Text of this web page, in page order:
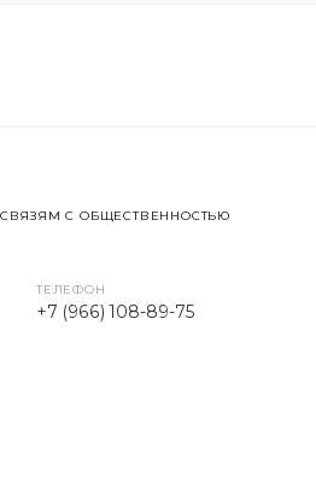
С ОБЩЕСТВЕННОСТЬЮ
ТЕЛЕФОН
+7 (966) 108-89-75